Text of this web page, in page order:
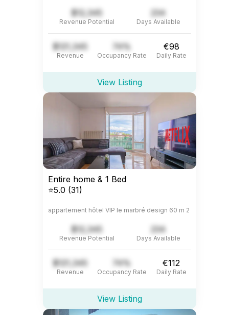
$12,345
Revenue Potential
234
Days Available
$121,345
Revenue
74%
Occupancy Rate
€98
Daily Rate
View Listing
Entire home & 1 Bed
⭐5.0 (31)
appartement hôtel VIP le marbré design 60 m 2
$12,345
Revenue Potential
234
Days Available
$121,345
Revenue
74%
Occupancy Rate
€112
Daily Rate
View Listing